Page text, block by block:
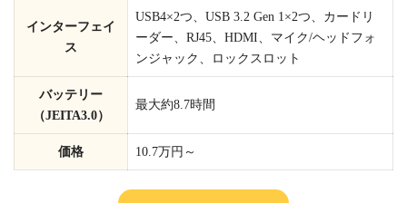
インターフェイ
ス
USB4×2つ、USB 3.2 Gen 1×2つ、カードリ
ーダー、RJ45、HDMI、マイク/ヘッドフォ
ンジャック、ロックスロット
バッテリー
（JEITA3.0）
最大約8.7時間
価格 10.7万円～